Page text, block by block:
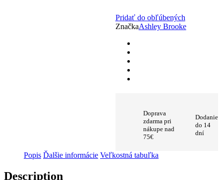
Pridať do obľúbených
ZnačkaAshley Brooke
Doprava
zdarma pri
nákupe nad
75€
Dodanie
do 14
dní
Popis Ďalšie informácie Veľkostná tabuľka
Description